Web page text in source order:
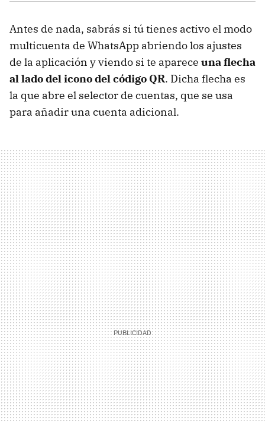
Antes de nada, sabrás si tú tienes activo el modo
multicuenta de WhatsApp abriendo los ajustes
de la aplicación y viendo si te aparece una flecha
al lado del icono del código QR. Dicha flecha es
la que abre el selector de cuentas, que se usa
para añadir una cuenta adicional.